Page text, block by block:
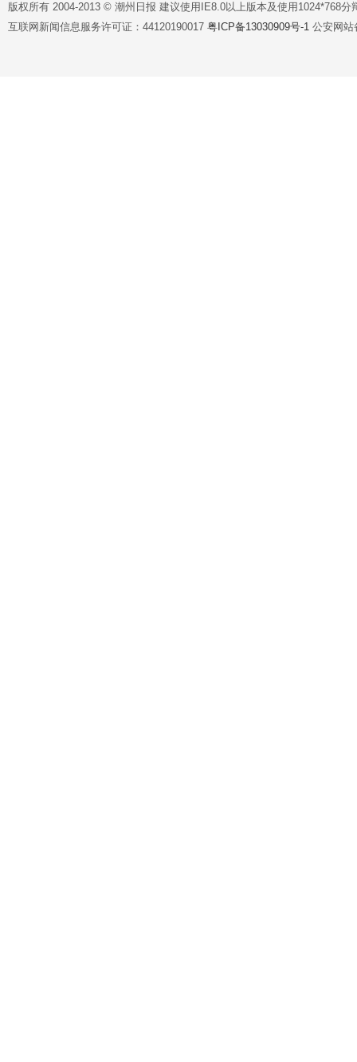
版权所有 2004-2013 © 潮州日报 建议使用IE8.0以上版本及使用1024*768分
互联网新闻信息服务许可证：44120190017 粤ICP备13030909号-1 公安网站